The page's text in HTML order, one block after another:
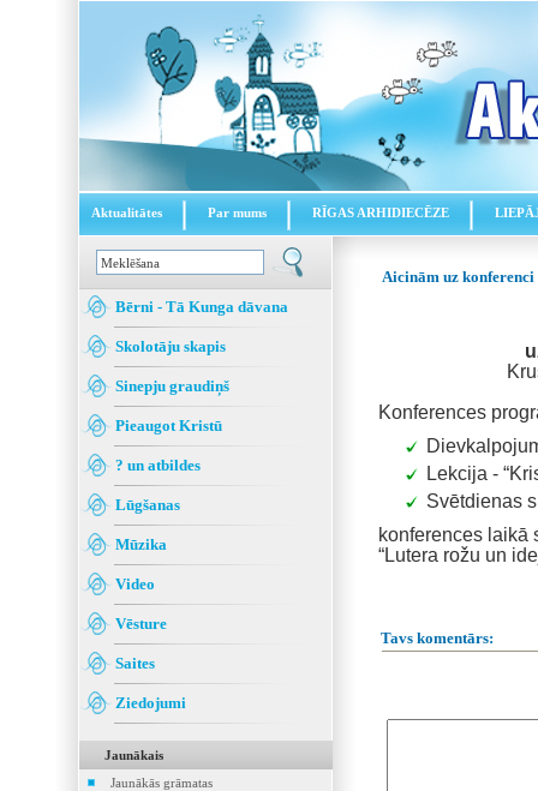
Aktualitātes Par mums RĪGAS ARHIDIECĒZE
Bērni - Tā Kunga dāvana
Skolotāju skapis
Sinepju graudiņš
Pieaugot Kristū
? un atbildes
Lūgšanas
Mūzika
Video
Vēsture
Saites
Ziedojumi
Jaunākais
Jaunākās grāmatas
Aicinām uz konferenci
Konferences
Lekcija -
Svētdienas
konferences laikā
“Lutera rožu un
Tavs komentārs: